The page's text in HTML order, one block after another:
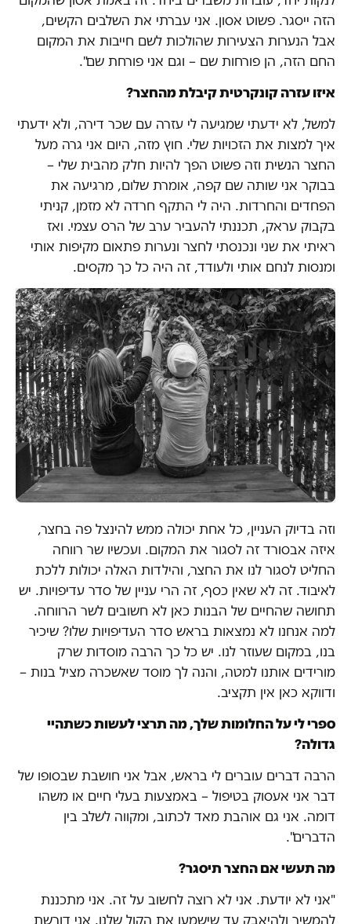
הזה ייסגר. פשוט אסון. אני עברתי את השלבים הקשים,
אבל הנערות הצעירות שהולכות לשם חייבות את המקום
החם הזה, הן פורחות שם – וגם אני פורחת שם".
איזו עזרה קונקרטית קיבלת מהחצר?
למשל, לא ידעתי שמגיעה לי עזרה עם שכר דירה, ולא ידעתי
איך למצות את הזכויות שלי. חוץ מזה, היום אני גרה מעל
החצר הנשית וזה פשוט הפך להיות חלק מהבית שלי –
בבוקר אני שותה שם קפה, אומרת שלום, מרגיעה את
הפחדים והחרדות. היה לי התקף חרדה לא מזמן, קניתי
בקבוק עראק, תכננתי להעביר ערב של הרס עצמי. ואז
ראיתי את שני ונכנסתי לחצר ונערות פתאום מקיפות אותי
ומנסות לנחם אותי ולעודד, זה היה כל כך מקסים.
וזה בדיוק העניין, כל אחת יכולה ממש להינצל פה בחצר,
איזה אבסורד זה לסגור את המקום. ועכשיו שר רווחה
החליט לסגור לנו את החצר, והילדות האלה יכולות ללכת
לאיבוד. זה לא שאין כסף, זה הרי עניין של סדר עדיפויות. יש
תחושה שהחיים של הבנות כאן לא חשובים לשר הרווחה.
למה אנחנו לא נמצאות בראש סדר העדיפויות שלו? שיכיר
בנו, במקום שעוזר לנו. יש כל כך הרבה מוסדות שרק
מורידים אותנו למטה, והנה לך מוסד שאשכרה מציל בנות –
ודווקא כאן אין תקציב.
ספרי לי על החלומות שלך, מה תרצי לעשות כשתהיי
גדולה?
הרבה דברים עוברים לי בראש, אבל אני חושבת שבסופו של
דבר אני אעסוק בטיפול – באמצעות בעלי חיים או משהו
דומה. אני גם אוהבת מאד לכתוב, ומקווה לשלב בין
הדברים".
מה תעשי אם החצר תיסגר?
"אני לא יודעת. אני לא רוצה לחשוב על זה. אני מתכננת
להמשיך ולהיאבק עד שישמעו את הקול שלנו. אני דורשת